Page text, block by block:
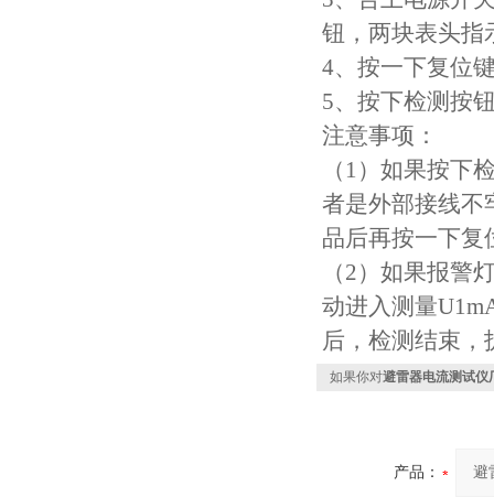
钮，两块表头指
4、按一下复位
5、按下检测按
注意事项：
（1）如果按下
者是外部接线不
品后再按一下复
（2）如果报警
动进入测量
后，检测结束，
如果你对避雷器电流测试仪
产品：